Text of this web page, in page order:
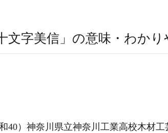
文字美信」の意味・わか
40）神奈川県立神奈川工業高校木材